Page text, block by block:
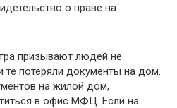
о праве на
призывают людей не
те потеряли документы на дом.
на жилой дом,
в офис МФЦ. Если на